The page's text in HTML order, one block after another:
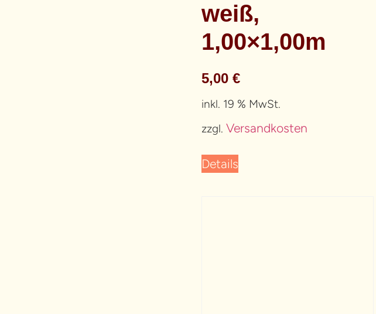
weiß,
1,00×1,00m
5,00 €
inkl. 19 % MwSt.
zzgl. Versandkosten
Details